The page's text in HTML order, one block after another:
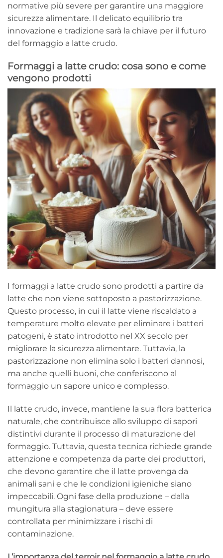
normative più severe per garantire una maggiore
sicurezza alimentare. Il delicato equilibrio tra
innovazione e tradizione sarà la chiave per il futuro
del formaggio a latte crudo.
Formaggi a latte crudo: cosa sono e come
vengono prodotti
I formaggi a latte crudo sono prodotti a partire da
latte che non viene sottoposto a pastorizzazione.
Questo processo, in cui il latte viene riscaldato a
temperature molto elevate per eliminare i batteri
patogeni, è stato introdotto nel XX secolo per
migliorare la sicurezza alimentare. Tuttavia, la
pastorizzazione non elimina solo i batteri dannosi,
ma anche quelli buoni, che conferiscono al
formaggio un sapore unico e complesso.
Il latte crudo, invece, mantiene la sua flora batterica
naturale, che contribuisce allo sviluppo di sapori
distintivi durante il processo di maturazione del
formaggio. Tuttavia, questa tecnica richiede grande
attenzione e competenza da parte dei produttori,
che devono garantire che il latte provenga da
animali sani e che le condizioni igieniche siano
impeccabili. Ogni fase della produzione – dalla
mungitura alla stagionatura – deve essere
controllata per minimizzare i rischi di
contaminazione.